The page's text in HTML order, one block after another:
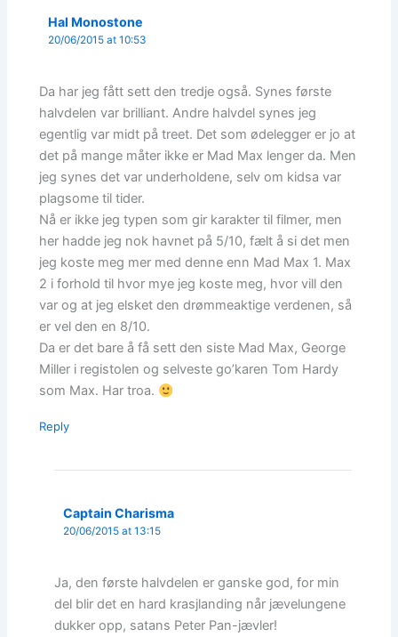
Hal Monostone
20/06/2015 at 10:53
Da har jeg fått sett den tredje også. Synes første
halvdelen var brilliant. Andre halvdel synes jeg
egentlig var midt på treet. Det som ødelegger er jo at
det på mange måter ikke er Mad Max lenger da. Men
jeg synes det var underholdene, selv om kidsa var
plagsome til tider.
Nå er ikke jeg typen som gir karakter til filmer, men
her hadde jeg nok havnet på 5/10, fælt å si det men
jeg koste meg mer med denne enn Mad Max 1. Max
2 i forhold til hvor mye jeg koste meg, hvor vill den
var og at jeg elsket den drømmeaktige verdenen, så
er vel den en 8/10.
Da er det bare å få sett den siste Mad Max, George
Miller i registolen og selveste go’karen Tom Hardy
som Max. Har troa.
Reply
Captain Charisma
20/06/2015 at 13:15
Ja, den første halvdelen er ganske god, for min
del blir det en hard krasjlanding når jævelungene
dukker opp, satans Peter Pan-jævler!